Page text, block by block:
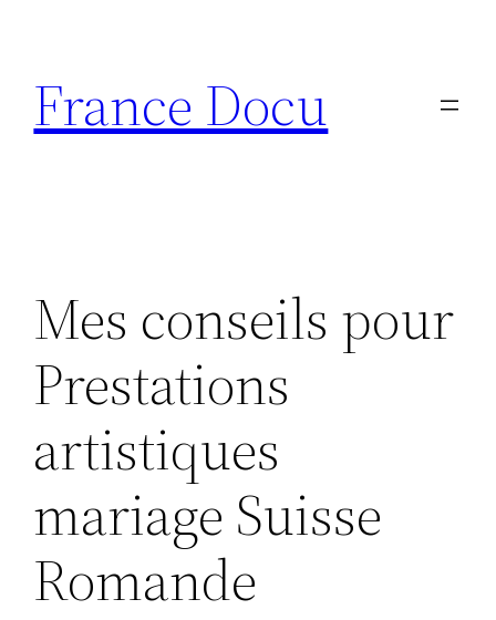
contenu
France Docu
Mes conseils pour
Prestations
artistiques
mariage Suisse
Romande